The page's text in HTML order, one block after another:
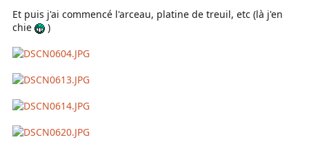
Et puis j'ai commencé l'arceau, platine de treuil, etc (là j'en
chie
)